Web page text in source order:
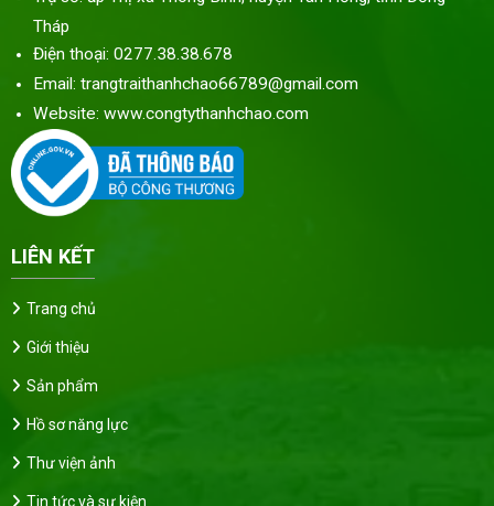
Tháp
Điện thoại: 0277.38.38.678
Email: trangtraithanhchao66789@gmail.com
Website: www.congtythanhchao.com
LIÊN KẾT
Trang chủ
Giới thiệu
Sản phẩm
Hồ sơ năng lực
Thư viện ảnh
Tin tức và sự kiện